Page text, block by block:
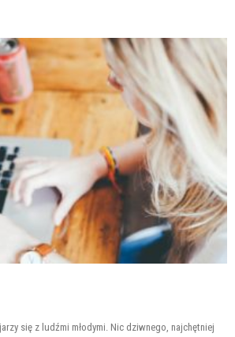
się z ludźmi młodymi. Nic dziwnego, najchętniej